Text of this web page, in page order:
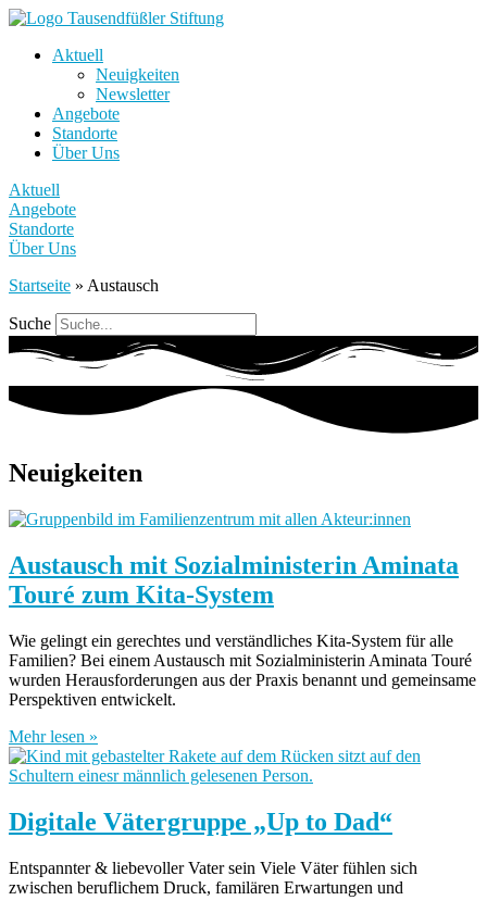
Aktuell
Neuigkeiten
Newsletter
Angebote
Standorte
Über Uns
Aktuell
Angebote
Standorte
Über Uns
Startseite » Austausch
Suche
Neuigkeiten
Austausch mit Sozialministerin Aminata
Touré zum Kita-System
Wie gelingt ein gerechtes und verständliches Kita-System für alle
Familien? Bei einem Austausch mit Sozialministerin Aminata Touré
wurden Herausforderungen aus der Praxis benannt und gemeinsame
Perspektiven entwickelt.
Mehr lesen »
Digitale Vätergruppe „Up to Dad“
Entspannter & liebevoller Vater sein Viele Väter fühlen sich
zwischen beruflichem Druck, familären Erwartungen und